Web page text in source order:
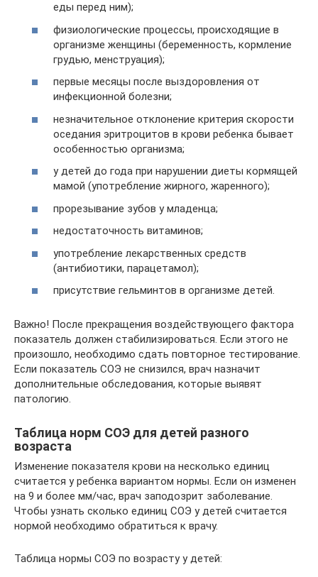
еды перед ним);
физиологические процессы, происходящие в
организме женщины (беременность, кормление
грудью, менструация);
первые месяцы после выздоровления от
инфекционной болезни;
незначительное отклонение критерия скорости
оседания эритроцитов в крови ребенка бывает
особенностью организма;
у детей до года при нарушении диеты кормящей
мамой (употребление жирного, жаренного);
прорезывание зубов у младенца;
недостаточность витаминов;
употребление лекарственных средств
(антибиотики, парацетамол);
присутствие гельминтов в организме детей.
Важно! После прекращения воздействующего фактора
показатель должен стабилизироваться. Если этого не
произошло, необходимо сдать повторное тестирование.
Если показатель СОЭ не снизился, врач назначит
дополнительные обследования, которые выявят
патологию.
Таблица норм СОЭ для детей разного
возраста
Изменение показателя крови на несколько единиц
считается у ребенка вариантом нормы. Если он изменен
на 9 и более мм/час, врач заподозрит заболевание.
Чтобы узнать сколько единиц СОЭ у детей считается
нормой необходимо обратиться к врачу.
Таблица нормы СОЭ по возрасту у детей: